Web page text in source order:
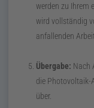
werden zu Ihrem
wird vollständig
anfallenden
Übergabe: Nach
die Photovoltaik-
über.